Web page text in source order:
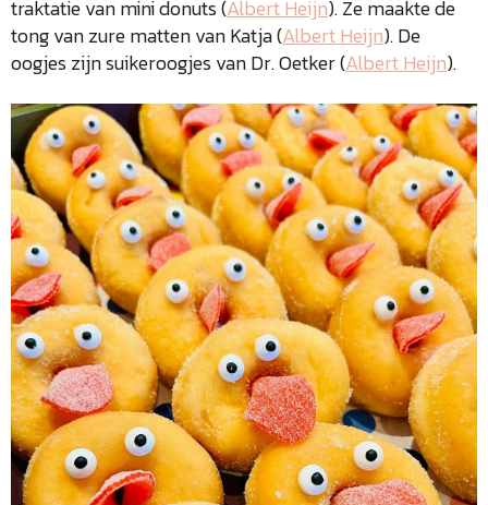
traktatie van mini donuts (Albert Heijn). Ze maakte de
tong van zure matten van Katja (Albert Heijn). De
oogjes zijn suikeroogjes van Dr. Oetker (Albert Heijn).